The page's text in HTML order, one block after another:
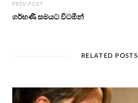
PREV POST
ගර්භණී සමයට විටමින්
RELATED POSTS